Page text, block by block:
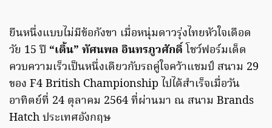
ยืนหนึ่งแบบไม่มีข้อกังขา เมื่อหนุ่มดาวรุ่งไทยหัวใจเดือด
วัย 15 ปี “เติ้น” ทัศนพล อินทรภูวศักดิ์ โชว์ฟอร์มเด็ด
ควบความเร็วเป็นหนึ่งเดียวกับรถคู่ใจคว้าแชมป์ สนาม 29
ของ F4 British Championship ไปได้สำเร็จเมื่อวัน
อาทิตย์ที่ 24 ตุลาคม 2564 ที่ผ่านมา ณ สนาม Brands
Hatch ประเทศอังกฤษ